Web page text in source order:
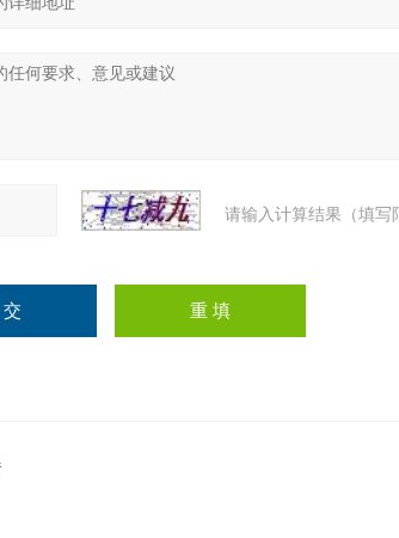
请输入计算结果（填写